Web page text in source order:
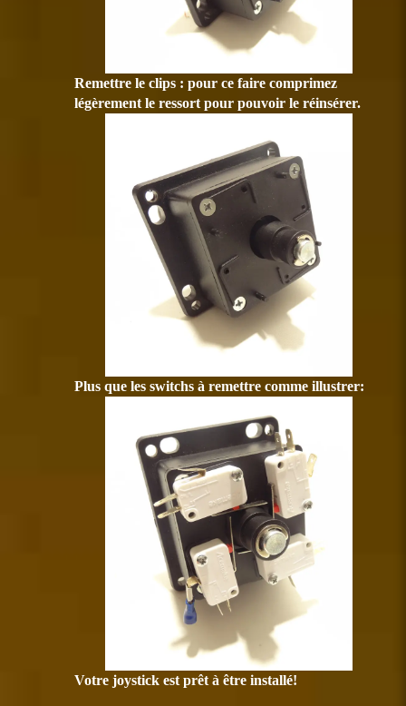
Remettre le clips : pour ce faire comprimez
légèrement le ressort pour pouvoir le réinsérer.
Plus que les switchs à remettre comme illustrer:
Votre joystick est prêt à être installé!